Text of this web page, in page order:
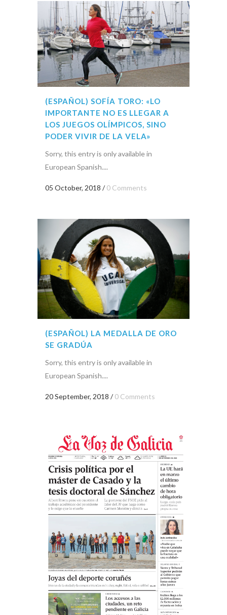
(ESPAÑOL) SOFÍA TORO: «LO
IMPORTANTE NO ES LLEGAR A
LOS JUEGOS OLÍMPICOS, SINO
PODER VIVIR DE LA VELA»
Sorry, this entry is only available in
European Spanish....
05 October, 2018 /0 Comments
(ESPAÑOL) LA MEDALLA DE ORO
SE GRADÚA
Sorry, this entry is only available in
European Spanish....
20 September, 2018 /0 Comments